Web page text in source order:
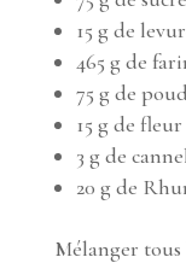
15 g de
465 g de
75 g de
15 g de
3 g de
20 g de
Mélanger